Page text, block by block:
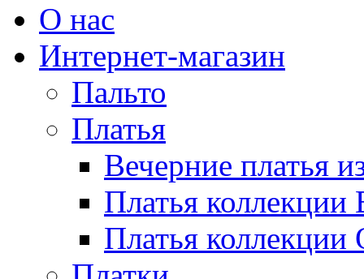
О нас
Интернет-магазин
Пальто
Платья
Вечерние платья
Платья коллекции
Платья коллекции